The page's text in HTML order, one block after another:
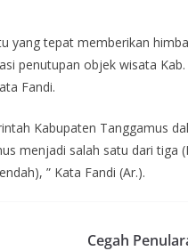
yang tepat memberikan
penutupan objek wisata
Fandi.
Kabupaten Tanggamus
menjadi salah satu dari tiga
” Kata Fandi (Ar.).
Cegah